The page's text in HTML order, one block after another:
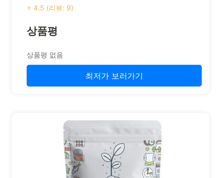
⭐ 4.5 (리뷰: 9)
상품평
상품평 없음
최저가 보러가기